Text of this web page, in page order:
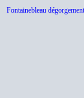
Fontainebleau